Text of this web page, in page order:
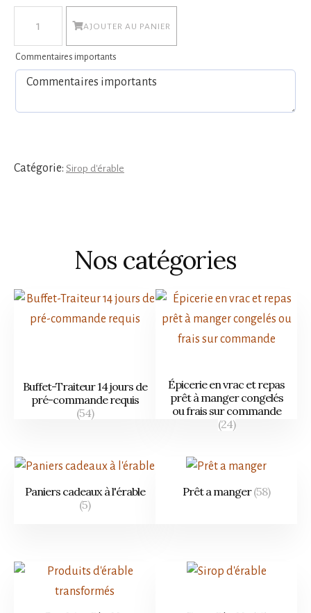
Commentaires importants
Sirop
d'érable-
Basquaise
AJOUTER AU PANIER
Catégorie: Sirop d'érable
Nos catégories
Buffet-Traiteur 14 jours de
pré-commande requis
(54)
Épicerie en vrac et repas
prêt à manger congelés
ou frais sur commande
(24)
Paniers cadeaux à l'érable
(5)
Prêt a manger(58)